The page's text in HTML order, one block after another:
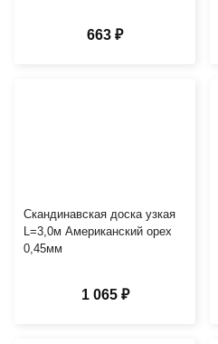
663 ₽
Скандинавская доска узкая
L=3,0м Американский орех
0,45мм
1 065 ₽